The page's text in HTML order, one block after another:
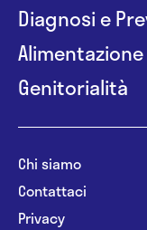
Diagnosi e
Alimentazione
Genitorialità
Chi siamo
Contattaci
Privacy